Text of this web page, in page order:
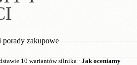
porady zakupowe
10 wariantów silnika · Jak oceniamy